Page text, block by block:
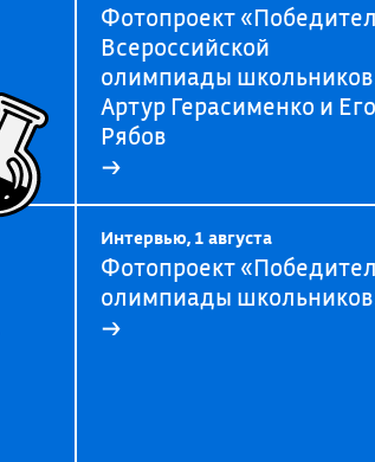
Фотопроект
Всероссийской
олимпиады
Артур Герасименко и
Рябов
→
Интервью, 1 августа
Фотопроект
олимпиады
→